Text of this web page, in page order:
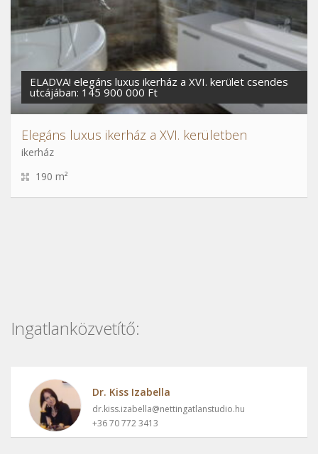
ELADVA! elegáns luxus ikerház a XVI. kerület csendes
utcájában: 145 900 000 Ft
Elegáns luxus ikerház a XVI. kerületben
ikerház
190 m²
Ingatlanközvetítő:
Dr. Kiss Izabella
dr.kiss.izabella@nettingatlanstudio.hu
+36 70 772 3413